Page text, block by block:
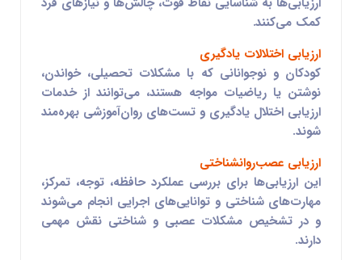
کمک می‌کنند.
ارزیابی اختلالات یادگیری
کودکان و نوجوانانی که با مشکلات تحصیلی، خواندن،
نوشتن یا ریاضیات مواجه هستند، می‌توانند از خدمات
ارزیابی اختلال یادگیری و تست‌های روان‌آموزشی بهره‌مند
شوند.
ارزیابی عصب‌روانشناختی
این ارزیابی‌ها برای بررسی عملکرد حافظه، توجه، تمرکز،
مهارت‌های شناختی و توانایی‌های اجرایی انجام می‌شوند
و در تشخیص مشکلات عصبی و شناختی نقش مهمی
دارند.